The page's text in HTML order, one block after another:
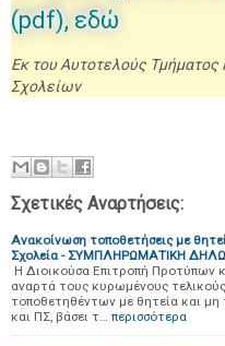
(pdf), εδώ
Εκ του Αυτοτελούς
Σχολείων
Σχετικές Αναρτήσεις:
Ανακοίνωση τοποθετήσεις με
Σχολεία - ΣΥΜΠΛΗΡΩΜΑΤΙΚΗ
Η Διοικούσα Επιτροπή Προτύπων
αναρτά τους κυρωμένους
τοποθετηθέντων με θητεία και
και ΠΣ, βάσει τ… περισσότερα